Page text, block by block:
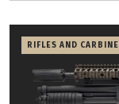
RIFLES AND